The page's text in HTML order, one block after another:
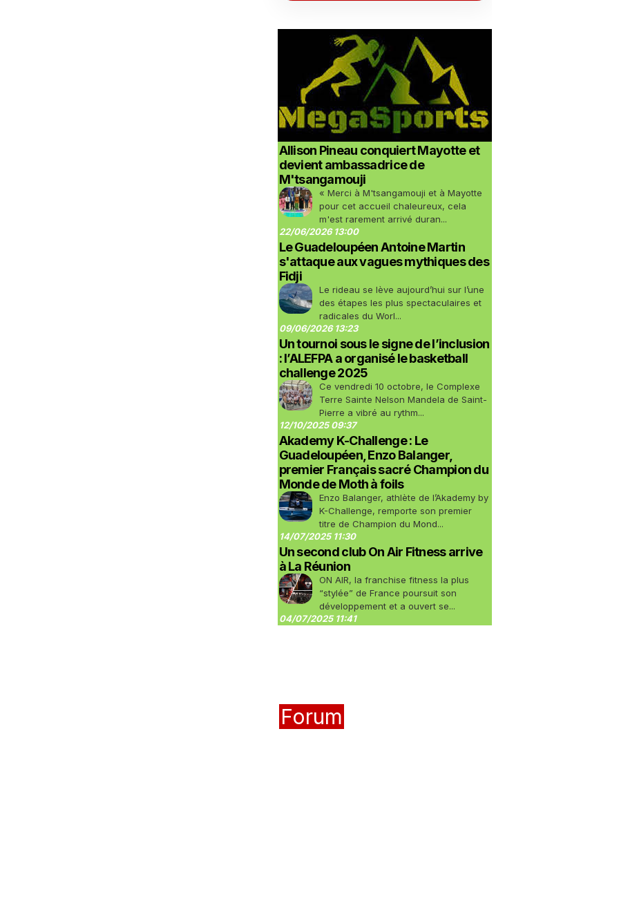
Allison Pineau conquiert Mayotte et
devient ambassadrice de
M'tsangamouji
« Merci à M'tsangamouji et à Mayotte
pour cet accueil chaleureux, cela
m'est rarement arrivé duran...
22/06/2026 13:00
Le Guadeloupéen Antoine Martin
s'attaque aux vagues mythiques des
Fidji
Le rideau se lève aujourd’hui sur l’une
des étapes les plus spectaculaires et
radicales du Worl...
09/06/2026 13:23
Un tournoi sous le signe de l’inclusion
: l’ALEFPA a organisé le basketball
challenge 2025
Ce vendredi 10 octobre, le Complexe
Terre Sainte Nelson Mandela de Saint-
Pierre a vibré au rythm...
12/10/2025 09:37
Akademy K-Challenge : Le
Guadeloupéen, Enzo Balanger,
premier Français sacré Champion du
Monde de Moth à foils
Enzo Balanger, athlète de l’Akademy by
K-Challenge, remporte son premier
titre de Champion du Mond...
14/07/2025 11:30
Un second club On Air Fitness arrive
à La Réunion
ON AIR, la franchise fitness la plus
“stylée” de France poursuit son
développement et a ouvert se...
04/07/2025 11:41
Forum